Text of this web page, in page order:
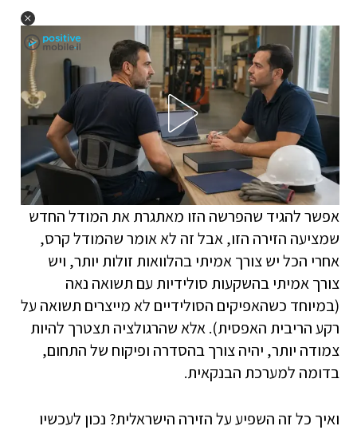
אפשר להגיד שהפרשה הזו מאתגרת את המודל החדש
שמציעה הזירה הזו, אבל זה לא אומר שהמודל קרס,
אחרי הכל יש צורך אמיתי בהלוואות זולות יותר, ויש
צורך אמיתי בהשקעות סולידיות עם תשואה נאה
(במיוחד כשהאפיקים הסולידיים לא מייצרים תשואה על
רקע הריבית האפסית). אלא שהרגולציה תצטרך להיות
צמודה יותר, יהיה צורך בהסדרה ופיקוח של התחום,
בדומה למערכת הבנקאית.
ואיך כל זה השפיע על הזירה הישראלית? נכון לעכשיו